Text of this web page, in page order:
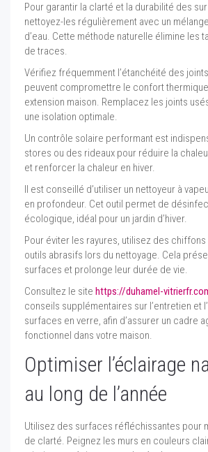
Pour garantir la clarté et la durabilité des
nettoyez-les régulièrement avec un
d’eau. Cette méthode naturelle élimine les
de traces.
Vérifiez fréquemment l’étanchéité des
peuvent compromettre le confort
extension maison. Remplacez les joints
une isolation optimale.
Un contrôle solaire performant est
stores ou des rideaux pour réduire la
et renforcer la chaleur en hiver.
Il est conseillé d’utiliser un nettoyeur à
en profondeur. Cet outil permet de
écologique, idéal pour un jardin d’hiver.
Pour éviter les rayures, utilisez des
outils abrasifs lors du nettoyage. Cela
surfaces et prolonge leur durée de vie.
Consultez le site https://duhamel-
conseils supplémentaires sur l’entretien et
surfaces en verre, afin d’assurer un cadre
fonctionnel dans votre maison.
Optimiser l’éclairage
au long de l’année
Utilisez des surfaces réfléchissantes pour
de clarté. Peignez les murs en couleurs